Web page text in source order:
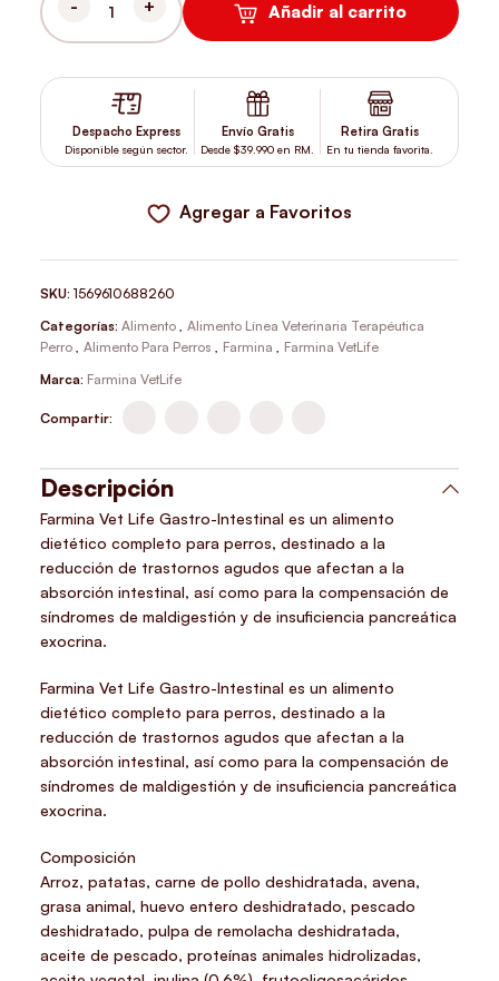
VETLIFE PERRO GASTROINTESTINAL 2 KILOS CANTIDAD
Añadir al carrito
Despacho Express
Disponible según sector.
Envío Gratis
Desde $39.990 en RM.
Retira Gratis
En tu tienda favorita.
Agregar a Favoritos
SKU:1569610688260
Categorías: Alimento , Alimento Línea Veterinaria Terapéutica
Perro , Alimento Para Perros , Farmina , Farmina VetLife
Marca: Farmina VetLife
Compartir:
Descripción
Farmina Vet Life Gastro-Intestinal es un alimento
dietético completo para perros, destinado a la
reducción de trastornos agudos que afectan a la
absorción intestinal, así como para la compensación de
síndromes de maldigestión y de insuficiencia pancreática
exocrina.
Farmina Vet Life Gastro-Intestinal es un alimento
dietético completo para perros, destinado a la
reducción de trastornos agudos que afectan a la
absorción intestinal, así como para la compensación de
síndromes de maldigestión y de insuficiencia pancreática
exocrina.
Composición
Arroz, patatas, carne de pollo deshidratada, avena,
grasa animal, huevo entero deshidratado, pescado
deshidratado, pulpa de remolacha deshidratada,
aceite de pescado, proteínas animales hidrolizadas,